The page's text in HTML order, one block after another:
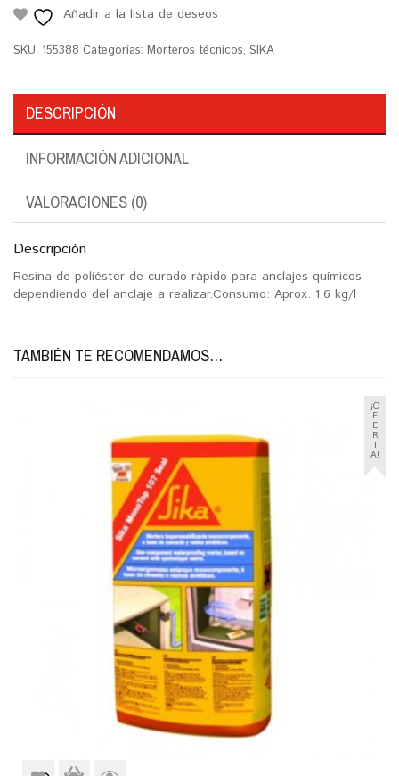
Añadir a la lista de deseos
SKU: 155388 Categorías: Morteros técnicos, SIKA
DESCRIPCIÓN
INFORMACIÓN ADICIONAL
VALORACIONES (0)
Descripción
Resina de poliéster de curado rápido para anclajes químicos
dependiendo del anclaje a realizar.Consumo: Aprox. 1,6 kg/l
TAMBIÉN TE RECOMENDAMOS…
¡O
F
E
R
T
A!